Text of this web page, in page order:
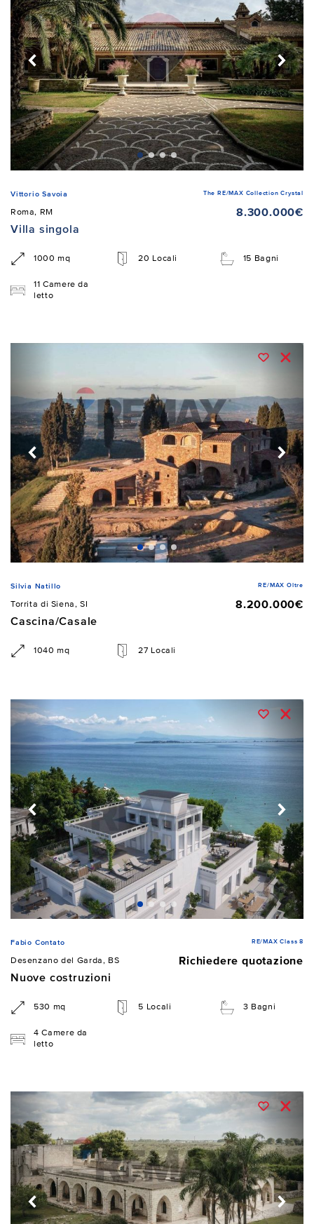
Vittorio Savoia The RE/MAX Collection Crystal
Roma, RM
8.300.000€
Villa singola
1000 mq 20 Locali 15 Bagni
11 Camere da
letto
Silvia Natillo RE/MAX Oltre
Torrita di Siena, SI
8.200.000€
Cascina/Casale
1040 mq 27 Locali
Fabio Contato RE/MAX Class 8
Desenzano del Garda, BS
Richiedere quotazione
Nuove costruzioni
530 mq 5 Locali 3 Bagni
4 Camere da
letto